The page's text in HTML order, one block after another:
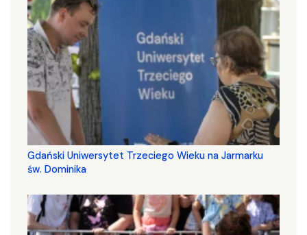
Gdański Uniwersytet Trzeciego Wieku na Jarmarku
św. Dominika